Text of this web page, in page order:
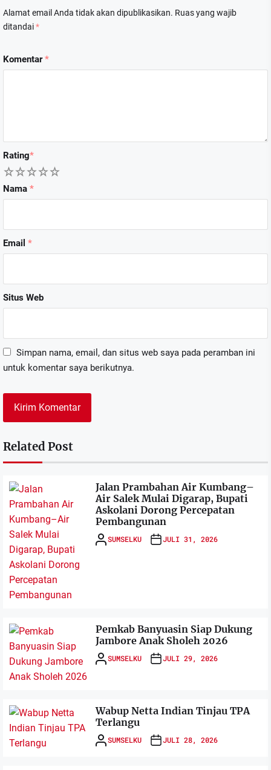
Alamat email Anda tidak akan dipublikasikan. Ruas yang wajib
ditandai*
Komentar*
Rating*
5
4
3
2
Nama *
Email *
Situs Web
Simpan nama, email, dan situs web saya pada peramban ini
untuk komentar saya berikutnya.
Related Post
Jalan Prambahan Air Kumbang–
Air Salek Mulai Digarap, Bupati
Askolani Dorong Percepatan
Pembangunan
SUMSELKU JULI 31, 2026
Pemkab Banyuasin Siap Dukung
Jambore Anak Sholeh 2026
SUMSELKU JULI 29, 2026
Wabup Netta Indian Tinjau TPA
Terlangu
SUMSELKU JULI 28, 2026